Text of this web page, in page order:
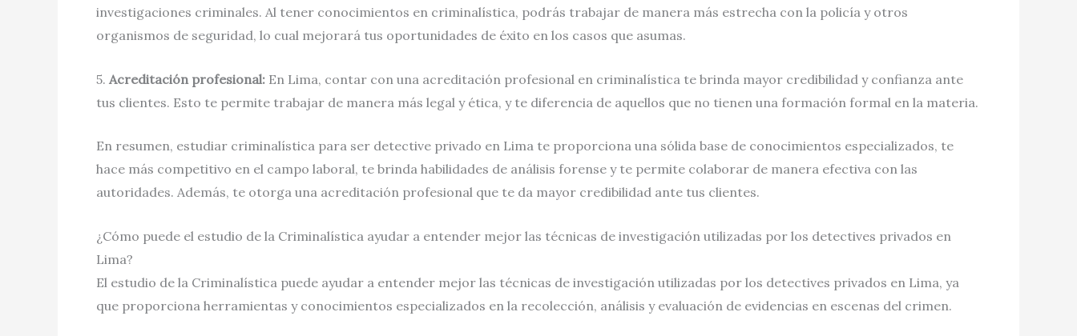
investigaciones criminales. Al tener conocimientos en criminalística, podrás trabajar de manera más estrecha con la policía y otros
organismos de seguridad, lo cual mejorará tus oportunidades de éxito en los casos que asumas.
5. Acreditación profesional: En Lima, contar con una acreditación profesional en criminalística te brinda mayor credibilidad y confianza ante
tus clientes. Esto te permite trabajar de manera más legal y ética, y te diferencia de aquellos que no tienen una formación formal en la materia.
En resumen, estudiar criminalística para ser detective privado en Lima te proporciona una sólida base de conocimientos especializados, te
hace más competitivo en el campo laboral, te brinda habilidades de análisis forense y te permite colaborar de manera efectiva con las
autoridades. Además, te otorga una acreditación profesional que te da mayor credibilidad ante tus clientes.
¿Cómo puede el estudio de la Criminalística ayudar a entender mejor las técnicas de investigación utilizadas por los detectives privados en
Lima?
El estudio de la Criminalística puede ayudar a entender mejor las técnicas de investigación utilizadas por los detectives privados en Lima, ya
que proporciona herramientas y conocimientos especializados en la recolección, análisis y evaluación de evidencias en escenas del crimen.